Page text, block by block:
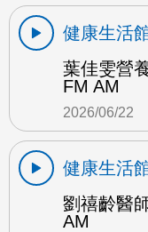
健康生活
葉佳雯營
FM AM
2026/06/22
健康生活
劉禧齡醫
AM